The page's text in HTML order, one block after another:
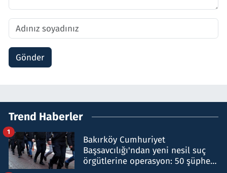
Gönder
Trend Haberler
Bakırköy Cumhuriyet
Başsavcılığı'ndan yeni nesil suç
örgütlerine operasyon: 50 şüpheli
1